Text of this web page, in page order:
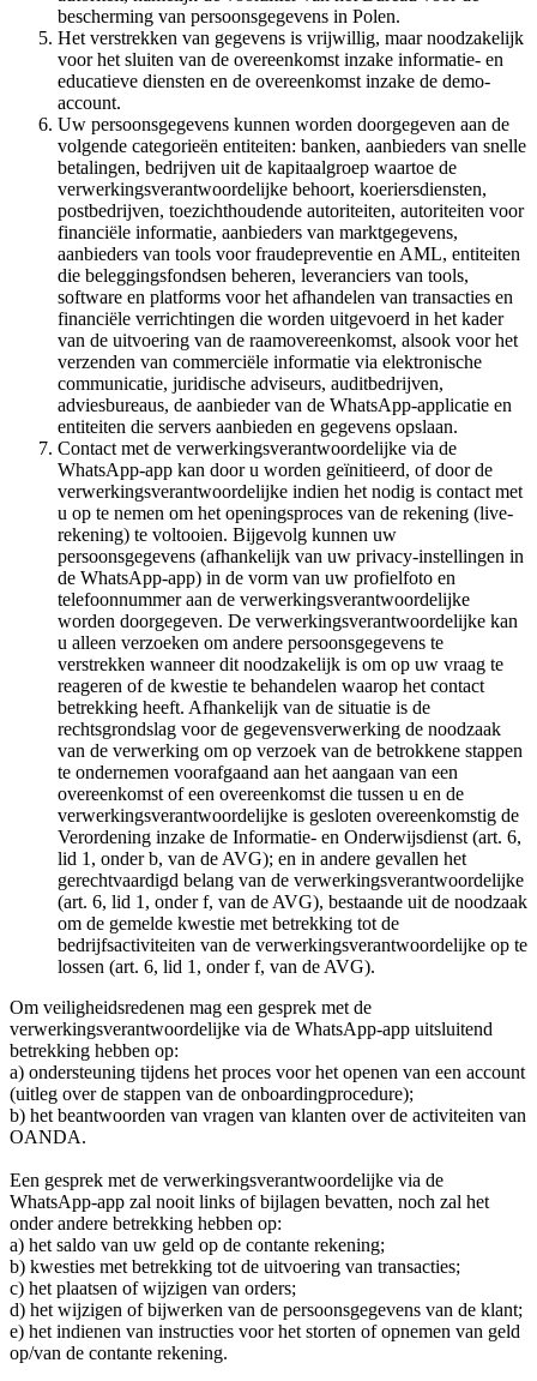
bescherming van persoonsgegevens in Polen.
Het verstrekken van gegevens is vrijwillig, maar noodzakelijk
voor het sluiten van de overeenkomst inzake informatie- en
educatieve diensten en de overeenkomst inzake de demo-
account.
Uw persoonsgegevens kunnen worden doorgegeven aan de
volgende categorieën entiteiten: banken, aanbieders van snelle
betalingen, bedrijven uit de kapitaalgroep waartoe de
verwerkingsverantwoordelijke behoort, koeriersdiensten,
postbedrijven, toezichthoudende autoriteiten, autoriteiten voor
financiële informatie, aanbieders van marktgegevens,
aanbieders van tools voor fraudepreventie en AML, entiteiten
die beleggingsfondsen beheren, leveranciers van tools,
software en platforms voor het afhandelen van transacties en
financiële verrichtingen die worden uitgevoerd in het kader
van de uitvoering van de raamovereenkomst, alsook voor het
verzenden van commerciële informatie via elektronische
communicatie, juridische adviseurs, auditbedrijven,
adviesbureaus, de aanbieder van de WhatsApp-applicatie en
entiteiten die servers aanbieden en gegevens opslaan.
Contact met de verwerkingsverantwoordelijke via de
WhatsApp-app kan door u worden geïnitieerd, of door de
verwerkingsverantwoordelijke indien het nodig is contact met
u op te nemen om het openingsproces van de rekening (live-
rekening) te voltooien. Bijgevolg kunnen uw
persoonsgegevens (afhankelijk van uw privacy-instellingen in
de WhatsApp-app) in de vorm van uw profielfoto en
telefoonnummer aan de verwerkingsverantwoordelijke
worden doorgegeven. De verwerkingsverantwoordelijke kan
u alleen verzoeken om andere persoonsgegevens te
verstrekken wanneer dit noodzakelijk is om op uw vraag te
reageren of de kwestie te behandelen waarop het contact
betrekking heeft. Afhankelijk van de situatie is de
rechtsgrondslag voor de gegevensverwerking de noodzaak
van de verwerking om op verzoek van de betrokkene stappen
te ondernemen voorafgaand aan het aangaan van een
overeenkomst of een overeenkomst die tussen u en de
verwerkingsverantwoordelijke is gesloten overeenkomstig de
Verordening inzake de Informatie- en Onderwijsdienst (art. 6,
lid 1, onder b, van de AVG); en in andere gevallen het
gerechtvaardigd belang van de verwerkingsverantwoordelijke
(art. 6, lid 1, onder f, van de AVG), bestaande uit de noodzaak
om de gemelde kwestie met betrekking tot de
bedrijfsactiviteiten van de verwerkingsverantwoordelijke op te
lossen (art. 6, lid 1, onder f, van de AVG).
Om veiligheidsredenen mag een gesprek met de
verwerkingsverantwoordelijke via de WhatsApp-app uitsluitend
betrekking hebben op:
a) ondersteuning tijdens het proces voor het openen van een account
(uitleg over de stappen van de onboardingprocedure);
b) het beantwoorden van vragen van klanten over de activiteiten van
OANDA.
Een gesprek met de verwerkingsverantwoordelijke via de
WhatsApp-app zal nooit links of bijlagen bevatten, noch zal het
onder andere betrekking hebben op:
a) het saldo van uw geld op de contante rekening;
b) kwesties met betrekking tot de uitvoering van transacties;
c) het plaatsen of wijzigen van orders;
d) het wijzigen of bijwerken van de persoonsgegevens van de klant;
e) het indienen van instructies voor het storten of opnemen van geld
op/van de contante rekening.